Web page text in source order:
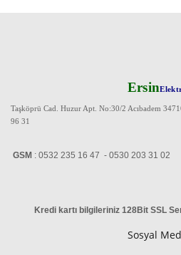
Ersin
Taşköprü Cad. Huzur Apt. No:30/2 Acıbadem
96 31
GSM : 0532 235 16 47 - 0530 203 31
Kredi kartı bilgileriniz 128Bit SSL
Sosyal